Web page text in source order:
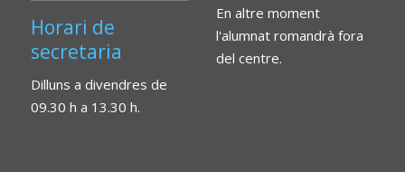
Horari de
secretaria
Dilluns a divendres de
09.30 h a 13.30 h.
En altre moment
l'alumnat romandrà fora
del centre.